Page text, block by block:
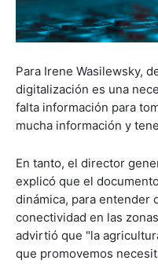
Para Irene Wasilewsky,
digitalización es una
falta información para
mucha información y
En tanto, el director
explicó que el
dinámica, para entender
conectividad en las
advirtió que "la
que promovemos